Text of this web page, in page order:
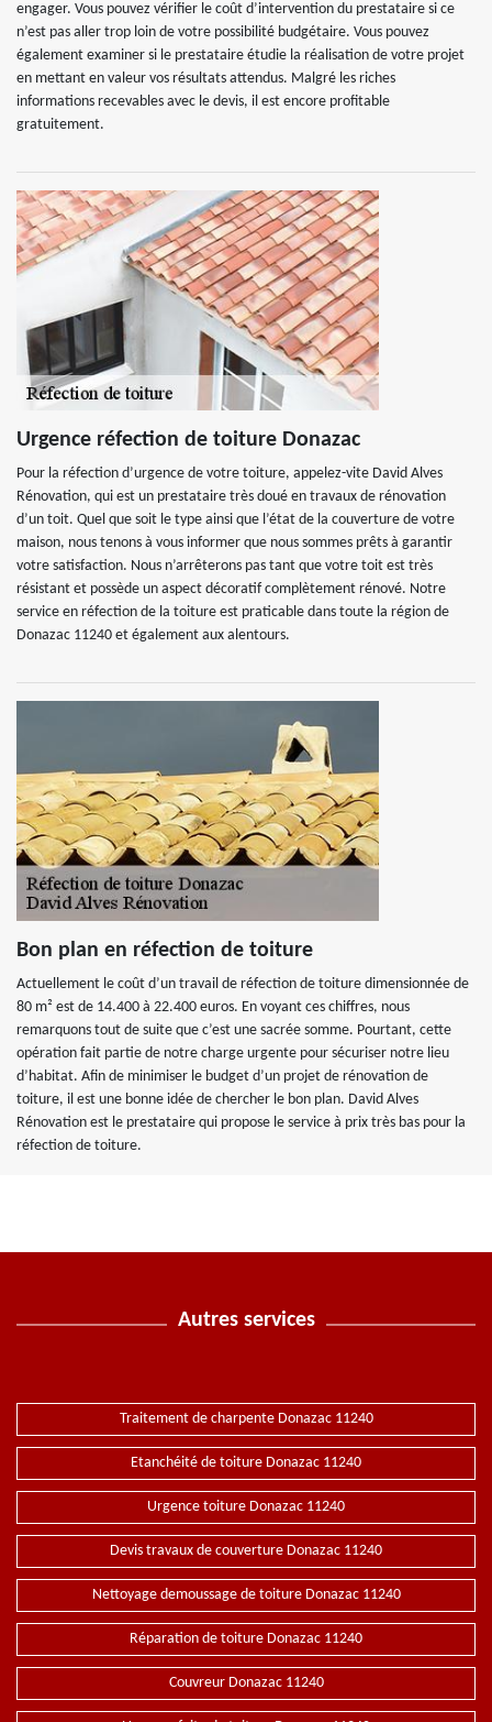
engager. Vous pouvez vérifier le coût d’intervention du prestataire si ce
n’est pas aller trop loin de votre possibilité budgétaire. Vous pouvez
également examiner si le prestataire étudie la réalisation de votre projet
en mettant en valeur vos résultats attendus. Malgré les riches
informations recevables avec le devis, il est encore profitable
gratuitement.
Urgence réfection de toiture Donazac
Pour la réfection d’urgence de votre toiture, appelez-vite David Alves
Rénovation, qui est un prestataire très doué en travaux de rénovation
d’un toit. Quel que soit le type ainsi que l’état de la couverture de votre
maison, nous tenons à vous informer que nous sommes prêts à garantir
votre satisfaction. Nous n’arrêterons pas tant que votre toit est très
résistant et possède un aspect décoratif complètement rénové. Notre
service en réfection de la toiture est praticable dans toute la région de
Donazac 11240 et également aux alentours.
Bon plan en réfection de toiture
Actuellement le coût d’un travail de réfection de toiture dimensionnée de
80 m² est de 14.400 à 22.400 euros. En voyant ces chiffres, nous
remarquons tout de suite que c’est une sacrée somme. Pourtant, cette
opération fait partie de notre charge urgente pour sécuriser notre lieu
d’habitat. Afin de minimiser le budget d’un projet de rénovation de
toiture, il est une bonne idée de chercher le bon plan. David Alves
Rénovation est le prestataire qui propose le service à prix très bas pour la
réfection de toiture.
Autres services
Traitement de charpente Donazac 11240
Etanchéité de toiture Donazac 11240
Urgence toiture Donazac 11240
Devis travaux de couverture Donazac 11240
Nettoyage demoussage de toiture Donazac 11240
Réparation de toiture Donazac 11240
Couvreur Donazac 11240